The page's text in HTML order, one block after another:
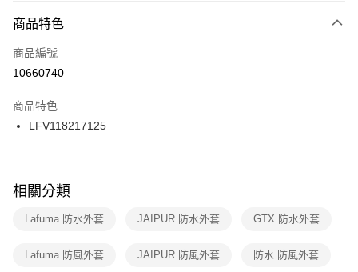
３．安心：先確認商品／服務後，再付款。
【「AFTEE先享後付」結帳流程】
１．於結帳方式選擇「AFTEE先享後付」後，將跳轉至「AFTEE先享後付」
２．訂單成立數日內，您將收到繳費通知簡訊。
３．收到繳費通知簡訊後14天內，點擊此簡訊中的連結，可透過四大超商／
ATM／網路銀行／等多元方式進行付款，方視為交易完成。
※ 交易是否成功請以「AFTEE先享後付 」之結帳頁面顯示為準，若有關於
是否繳費成功／繳費後需取消欲退款等相關疑問，請聯繫「AFTEE先享後付
客戶支援中心」https://netprotections.freshdesk.com/support/home
１．透過由恩沛科技股份有限公司提供之「AFTEE先享後付」服務完成之交
每筆NT$100，滿NT$1,500(含以上)免運費
宅配
每筆NT$100，滿NT$1,500(含以上)免運費
付款後門市自取
每筆NT$100，滿NT$1,500(含以上)免運費
商品特色
商品編號
10660740
商品特色
LFV118217125
相關分類
Lafuma 防水外套 JAIPUR 防水外套 GTX 防水外套
Lafuma 防風外套 JAIPUR 防風外套 防水 防風外套